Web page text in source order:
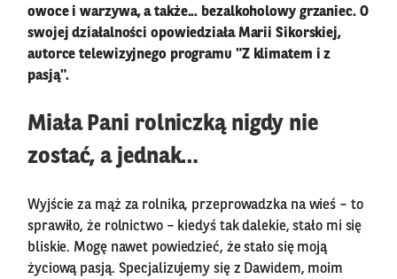
owoce i warzywa, a także... bezalkoholowy grzaniec. O
swojej działalności opowiedziała Marii Sikorskiej,
autorce telewizyjnego programu "Z klimatem i z
pasją".
Miała Pani rolniczką nigdy nie
zostać, a jednak…
Wyjście za mąż za rolnika, przeprowadzka na wieś – to
sprawiło, że rolnictwo – kiedyś tak dalekie, stało mi się
bliskie. Mogę nawet powiedzieć, że stało się moją
życiową pasją. Specjalizujemy się z Dawidem, moim